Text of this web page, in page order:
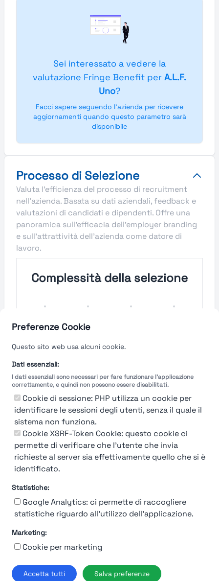
Preferenze Cookie
Questo sito web usa alcuni cookie.
Dati essenziali:
I dati essenziali sono necessari per fare funzionare l'applicazione
correttamente, e quindi non possono essere disabilitati.
Cookie di sessione: PHP utilizza un cookie per
identificare le sessioni degli utenti, senza il quale il
sistema non funziona.
Cookie XSRF-Token Cookie: questo cookie ci
permette di verificare che l'utente che invia
richieste al server sia effettivamente quello che si è
identificato.
Statistiche:
Google Analytics: ci permette di raccogliere
statistiche riguardo all'utilizzo dell'applicazione.
Marketing:
Cookie per marketing
Accetta tutti Salva preferenze
Sei interessato a vedere la
valutazione Fringe Benefit per A.L.F.
Uno?
Facci sapere seguendo l'azienda per ricevere
aggiornamenti quando questo parametro sarà
disponibile
Processo di Selezione
Valuta l'efficienza del processo di recruitment
nell'azienda. Basata su dati aziendali, feedback e
valutazioni di candidati e dipendenti. Offre una
panoramica sull'efficacia dell'employer branding
e sull'attrattività dell'azienda come datore di
lavoro.
Complessità della selezione
Velocità del processo di
Molto
Breve Lungo
Molto
Misuriamo l'efficienza e la velocità del processo
di selezione del personale attraverso dati
aziendali, feedback dei candidati e valutazioni
Termini e Condizioni
© 2019-2026 Stupendio. Tutti i diritti riservati | Smarteris S.r.l. P.IVA
02659750992 | Capitale Sociale € 2.550 i.v.